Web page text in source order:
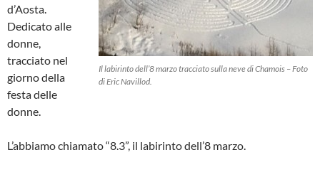
Il labirinto dell’8 marzo tracciato sulla neve di Chamois – Foto
di Eric Navillod.
d’Aosta.
Dedicato alle
donne,
tracciato nel
giorno della
festa delle
donne.
L’abbiamo chiamato “8.3”, il labirinto dell’8 marzo.